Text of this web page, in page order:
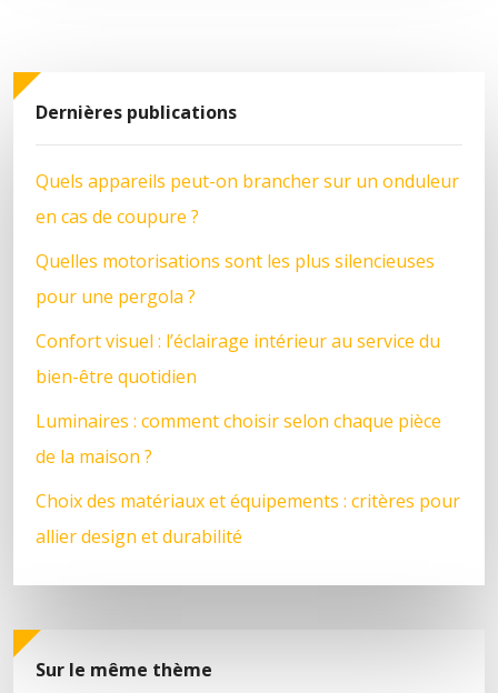
Dernières publications
Quels appareils peut-on brancher sur un onduleur
en cas de coupure ?
Quelles motorisations sont les plus silencieuses
pour une pergola ?
Confort visuel : l’éclairage intérieur au service du
bien-être quotidien
Luminaires : comment choisir selon chaque pièce
de la maison ?
Choix des matériaux et équipements : critères pour
allier design et durabilité
Sur le même thème